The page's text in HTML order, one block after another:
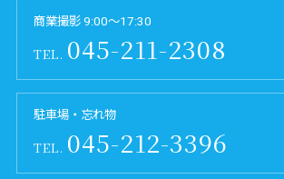
商業撮影 9:00～17:30
TEL. 045-211-2308
駐車場・忘れ物
TEL. 045-212-3396